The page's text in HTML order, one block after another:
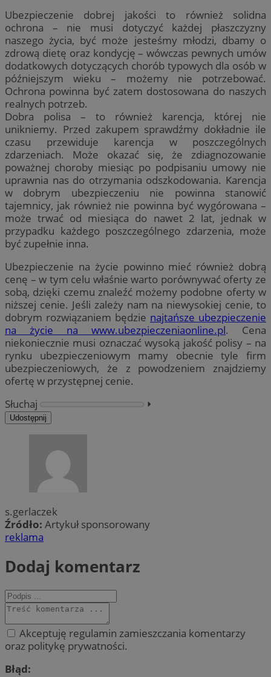
Ubezpieczenie dobrej jakości to również solidna
ochrona – nie musi dotyczyć każdej płaszczyzny
naszego życia, być może jesteśmy młodzi, dbamy o
zdrową dietę oraz kondycję – wówczas pewnych umów
dodatkowych dotyczących chorób typowych dla osób w
późniejszym wieku – możemy nie potrzebować.
Ochrona powinna być zatem dostosowana do naszych
realnych potrzeb.
Dobra polisa – to również karencja, której nie
unikniemy. Przed zakupem sprawdźmy dokładnie ile
czasu przewiduje karencja w poszczególnych
zdarzeniach. Może okazać się, że zdiagnozowanie
poważnej choroby miesiąc po podpisaniu umowy nie
uprawnia nas do otrzymania odszkodowania. Karencja
w dobrym ubezpieczeniu nie powinna stanowić
tajemnicy, jak również nie powinna być wygórowana –
może trwać od miesiąca do nawet 2 lat, jednak w
przypadku każdego poszczególnego zdarzenia, może
być zupełnie inna.
Ubezpieczenie na życie powinno mieć również dobrą
cenę – w tym celu właśnie warto porównywać oferty ze
sobą, dzięki czemu znaleźć możemy podobne oferty w
niższej cenie. Jeśli zależy nam na niewysokiej cenie, to
dobrym rozwiązaniem będzie najtańsze ubezpieczenie
na życie na www.ubezpieczeniaonline.pl. Cena
niekoniecznie musi oznaczać wysoką jakość polisy – na
rynku ubezpieczeniowym mamy obecnie tyle firm
ubezpieczeniowych, że z powodzeniem znajdziemy
ofertę w przystępnej cenie.
Słuchaj
⏵︎
Udostępnij
s.gerlaczek
Źródło: Artykuł sponsorowany
reklama
Dodaj komentarz
Akceptuję regulamin zamieszczania komentarzy
oraz politykę prywatności.
Błąd: